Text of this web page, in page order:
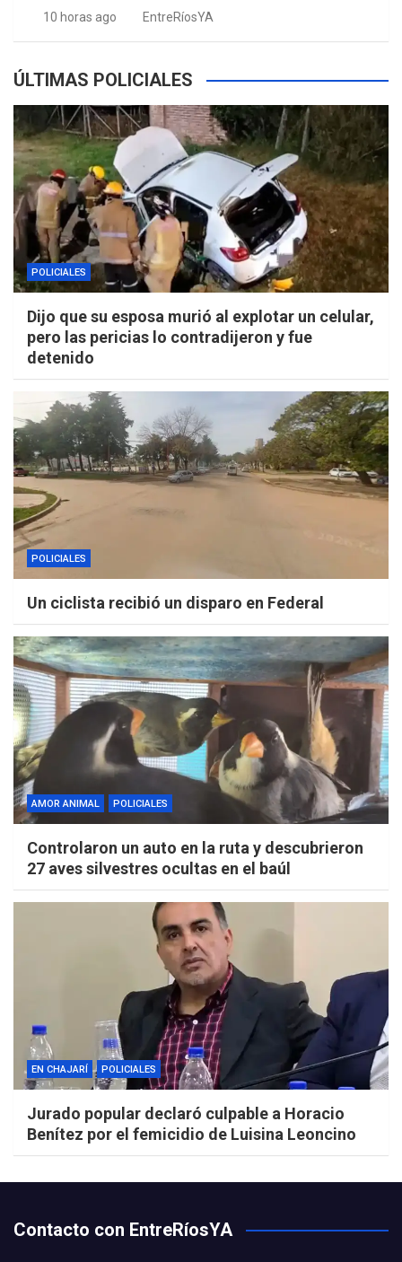
10 horas ago EntreRíosYA
ÚLTIMAS POLICIALES
POLICIALES
Dijo que su esposa murió al explotar un celular,
pero las pericias lo contradijeron y fue
detenido
POLICIALES
Un ciclista recibió un disparo en Federal
AMOR ANIMAL POLICIALES
Controlaron un auto en la ruta y descubrieron
27 aves silvestres ocultas en el baúl
EN CHAJARÍ POLICIALES
Jurado popular declaró culpable a Horacio
Benítez por el femicidio de Luisina Leoncino
Contacto con EntreRíosYA